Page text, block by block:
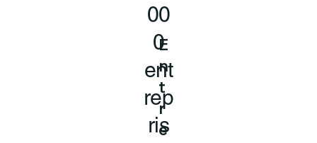
E
n
t
r
e
00
0
ent
rep
ris